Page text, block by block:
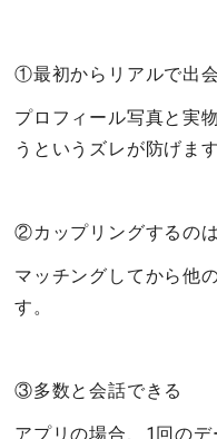
①最初からリアルで出
プロフィール写真と実
うというズレが防げます
②カップリングするの
マッチングしてから他
す。
③多数と会話できる
アプリの場合、1回の